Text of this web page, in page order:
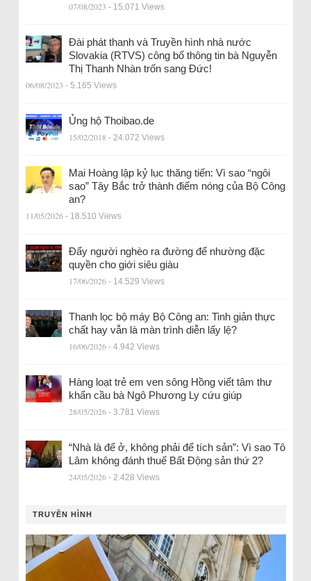
07/08/2023 - 15.071 Views
Đài phát thanh và Truyền hình nhà nước
Slovakia (RTVS) công bố thông tin bà Nguyễn
Thị Thanh Nhàn trốn sang Đức!
06/08/2023 - 5.165 Views
Ủng hộ Thoibao.de
15/02/2018 - 24.072 Views
Mai Hoàng lập kỷ lục thăng tiến: Vì sao “ngôi
sao” Tây Bắc trở thành điểm nóng của Bộ Công
an?
11/05/2026 - 18.510 Views
Đẩy người nghèo ra đường để nhường đặc
quyền cho giới siêu giàu
17/06/2026 - 14.529 Views
Thanh lọc bộ máy Bộ Công an: Tinh giản thực
chất hay vẫn là màn trình diễn lấy lệ?
16/06/2026 - 4.942 Views
Hàng loạt trẻ em ven sông Hồng viết tâm thư
khẩn cầu bà Ngô Phương Ly cứu giúp
28/05/2026 - 3.781 Views
“Nhà là để ở, không phải để tích sản”: Vì sao Tô
Lâm không đánh thuế Bất Động sản thứ 2?
24/05/2026 - 2.428 Views
TRUYỀN HÌNH